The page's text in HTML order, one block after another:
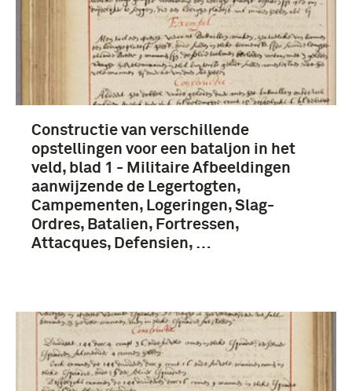
Constructie van verschillende
opstellingen voor een bataljon in het
veld, blad 1 - Militaire Afbeeldingen
aanwijzende de Legertogten,
Campementen, Logeringen, Slag-
Ordres, Batalien, Fortressen,
Attacques, Defensien, …